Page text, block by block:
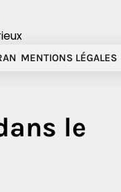
MENTIONS LÉGALES
le